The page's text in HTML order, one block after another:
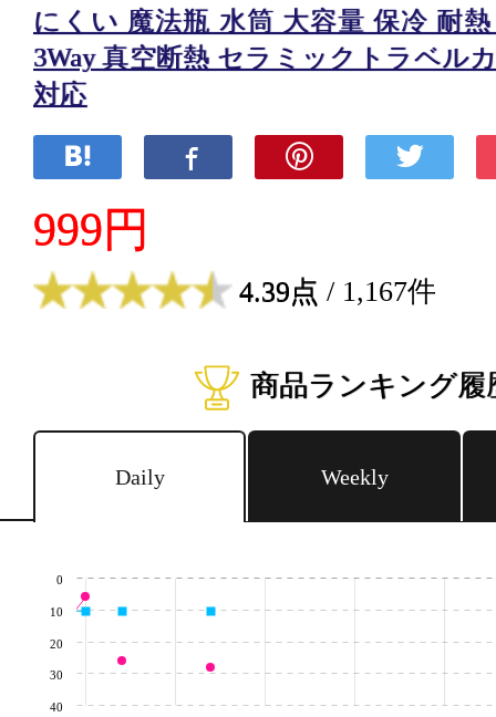
にくい 魔法瓶 水筒 大容量 保冷 耐
3Way 真空断熱 セラミックトラベル
対応
999円
4.39点 / 1,167件
商品ランキング履
Daily Weekly
0
10
20
30
40